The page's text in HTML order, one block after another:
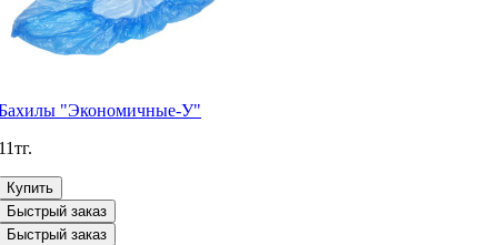
"Экономичные-У"
Купить
Быстрый заказ
Быстрый заказ